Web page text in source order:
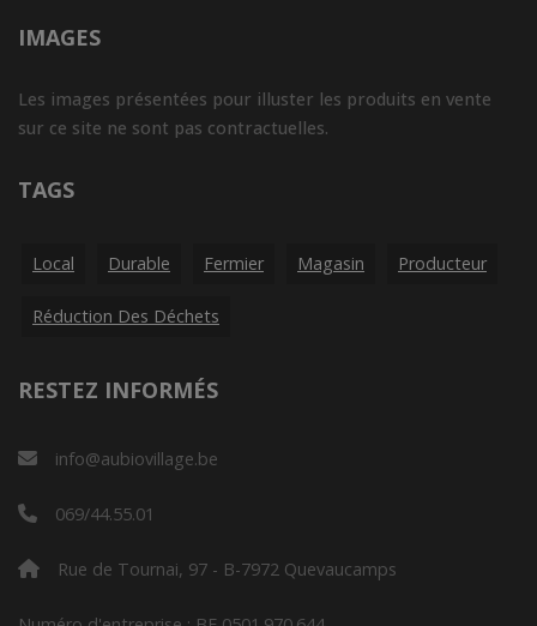
IMAGES
Les images présentées pour illuster les produits en vente
sur ce site ne sont pas contractuelles.
TAGS
Local Durable Fermier Magasin Producteur
Réduction Des Déchets
RESTEZ INFORMÉS
info@aubiovillage.be
069/44.55.01
Rue de Tournai, 97 - B-7972 Quevaucamps